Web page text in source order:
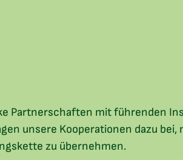
Partnerschaften mit führenden
unsere Kooperationen dazu bei,
zu übernehmen.